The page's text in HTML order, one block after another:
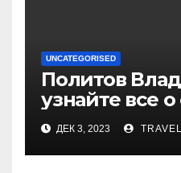
UNCATEGORISED
Политов
узнайте все о
биографии,
ДЕК 3, 2023